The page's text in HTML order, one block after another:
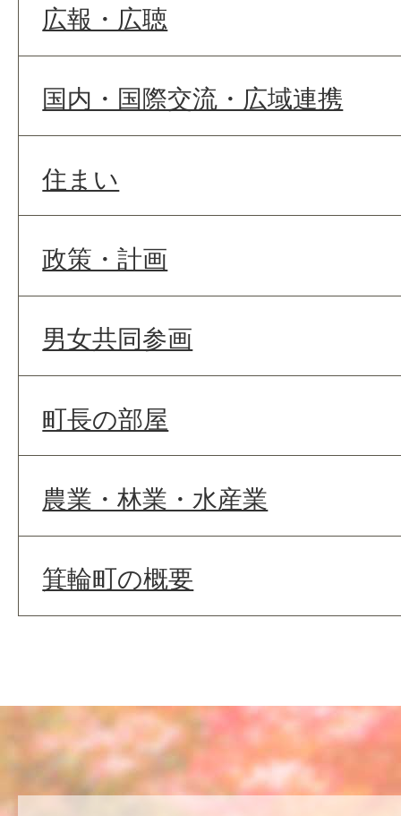
広報・広聴
国内・国際交流・広域連携
住まい
政策・計画
男女共同参画
町長の部屋
農業・林業・水産業
箕輪町の概要